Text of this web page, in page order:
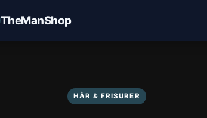
TheManShop
HÅR & FRISURER